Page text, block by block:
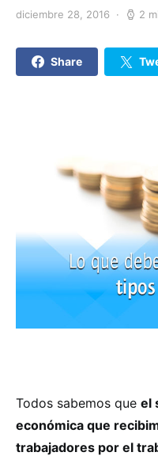
diciembre 28, 2016 2
Share
Todos sabemos que el
económica que
trabajadores por el